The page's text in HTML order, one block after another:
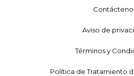
Aviso de
Términos y
Política de Tratamiento